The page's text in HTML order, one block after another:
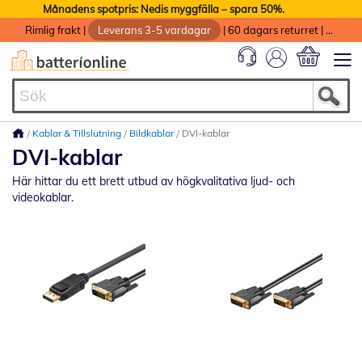
Månadens spotpris: Nedis myggfälla – spara 50%.
Rimlig frakt | Leverans 3-5 vardagar |60 dagars returret |
Kablar & Tillslutning Bildkablar DVI-kablar
DVI-kablar
Här hittar du ett brett utbud av högkvalitativa ljud- och
videokablar.